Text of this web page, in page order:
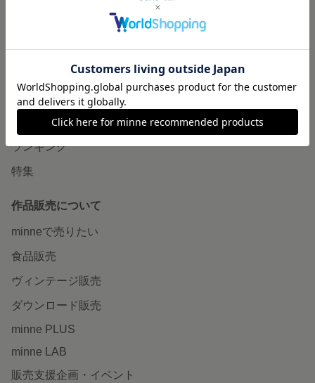
minneについて
minneで買いたい
作品をさがす
ショップをさがす
ランキング
特集
作品販売について
minneで売りたい
食品販売
ヴィンテージ販売
ダウンロード販売
minne PLUS
minne LAB
販売支援企画・イベント